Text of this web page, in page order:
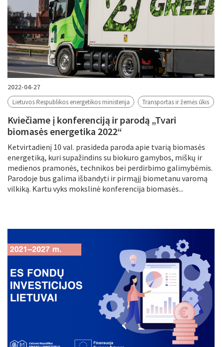
2022-04-27
Lietuvos Respublikos energetikos ministerija Transportas ir žemės ūkis
Kviečiame į konferenciją ir parodą „Tvari
biomasės energetika 2022“
Ketvirtadienį 10 val. prasideda paroda apie tvarią biomasės
energetiką, kuri supažindins su biokuro gamybos, miškų ir
medienos pramonės, technikos bei perdirbimo galimybėmis.
Parodoje bus galima išbandyti ir pirmąjį biometanu varomą
vilkiką. Kartu vyks mokslinė konferencija biomasės...